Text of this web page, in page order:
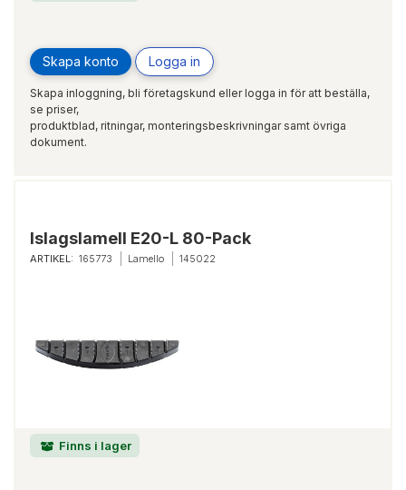
Skapa konto Logga in
Skapa inloggning, bli företagskund eller logga in för att beställa,
se priser,
produktblad, ritningar, monteringsbeskrivningar samt övriga
dokument.
Islagslamell E20-L 80-Pack
ARTIKEL: 165773 Lamello 145022
Finns i lager